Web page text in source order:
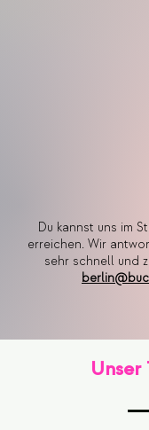
Du kannst uns im
erreichen. Wir
sehr schnell und
Unser